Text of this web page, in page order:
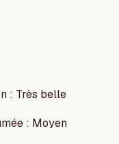
: Très belle
: Moyen